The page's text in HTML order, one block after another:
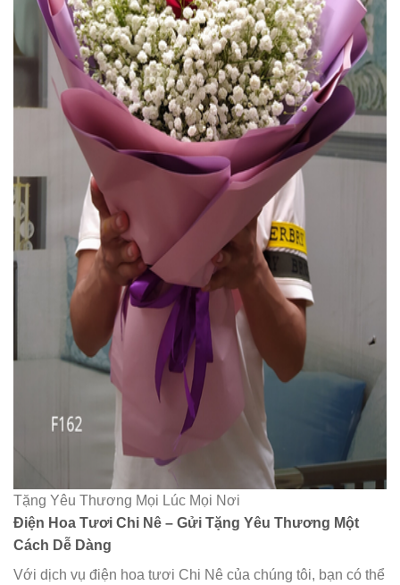
Tặng Yêu Thương Mọi Lúc Mọi Nơi
Điện Hoa Tươi Chi Nê – Gửi Tặng Yêu Thương Một
Cách Dễ Dàng
Với dịch vụ điện hoa tươi Chi Nê của chúng tôi, bạn có thể